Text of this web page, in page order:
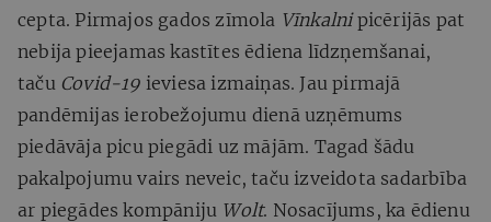
cepta. Pirmajos gados zīmola Vīnkalnipicērijās pat
nebija pieejamas kastītes ēdiena līdzņemšanai,
taču Covid-19 ieviesa izmaiņas. Jau pirmajā
pandēmijas ierobežojumu dienā uzņēmums
piedāvāja picu piegādi uz mājām. Tagad šādu
pakalpojumu vairs neveic, taču izveidota sadarbība
ar piegādes kompāniju Wolt. Nosacījums, ka ēdienu